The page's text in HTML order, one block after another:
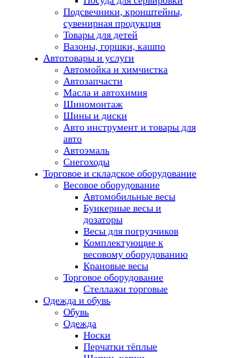
Подсвечники, кронштейны,
сувенирная продукция
Товары для детей
Вазоны, горшки, кашпо
Автотовары и услуги
Автомойка и химчистка
Автозапчасти
Масла и автохимия
Шиномонтаж
Шины и диски
Авто инструмент и товары для
авто
Автоэмаль
Снегоходы
Торговое и складское оборудование
Весовое оборудование
Автомобильные весы
Бункерные весы и
дозаторы
Весы для погрузчиков
Комплектующие к
весовому оборудованию
Крановые весы
Торговое оборудование
Стеллажи торговые
Одежда и обувь
Обувь
Одежда
Носки
Перчатки тёплые